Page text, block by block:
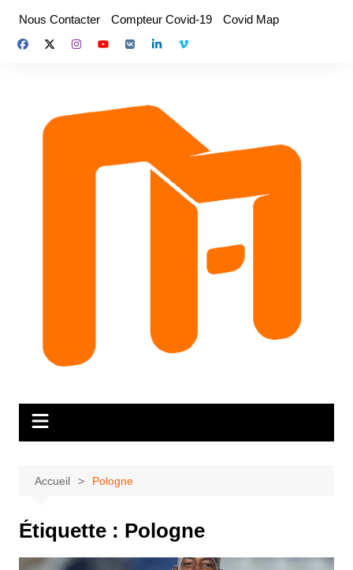
contenu
Nous Contacter Compteur Covid-19 Covid Map
Accueil Pologne
Étiquette : Pologne